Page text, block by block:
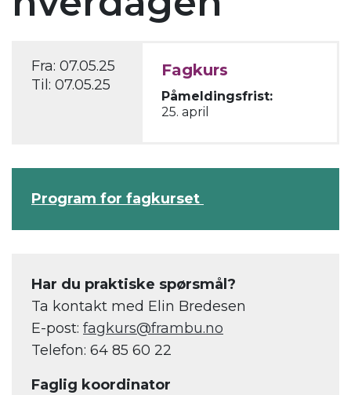
Fra: 07.05.25
Til: 07.05.25
Fagkurs
Påmeldingsfrist:
25. april
Program for fagkurset
Har du praktiske spørsmål?
Ta kontakt med Elin Bredesen
E-post: fagkurs@frambu.no
Telefon: 64 85 60 22
Faglig koordinator